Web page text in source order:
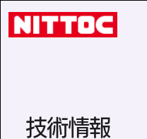
技術情報